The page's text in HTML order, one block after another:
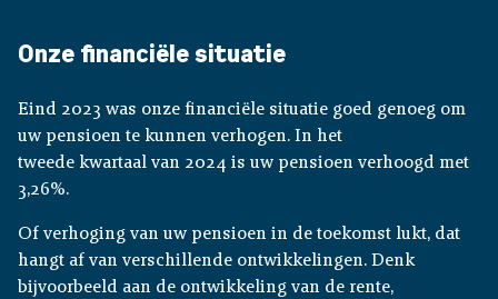
Onze financiële situatie
Eind 2023 was onze financiële situatie goed genoeg om
uw pensioen te kunnen verhogen. In het
tweede kwartaal van 2024 is uw pensioen verhoogd met
3,26%.
Of verhoging van uw pensioen in de toekomst lukt, dat
hangt af van verschillende ontwikkelingen. Denk
bijvoorbeeld aan de ontwikkeling van de rente,